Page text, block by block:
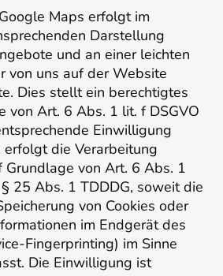
Maps erfolgt im
Darstellung
und an einer leichten
von uns auf der Website
Dies stellt ein berechtigtes
von Art. 6 Abs. 1 lit. f DSGVO
Einwilligung
die Verarbeitung
Grundlage von Art. 6 Abs. 1
25 Abs. 1 TDDDG, soweit die
von Cookies oder
im Endgerät des
Fingerprinting) im Sinne
Die Einwilligung ist